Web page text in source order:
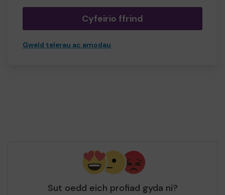
Cyfeirio ffrind
Gweld telerau ac amodau
Sut oedd eich profiad gyda ni?